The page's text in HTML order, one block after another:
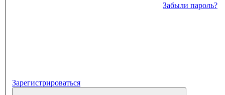
Забыли пароль?
Зарегистрироваться